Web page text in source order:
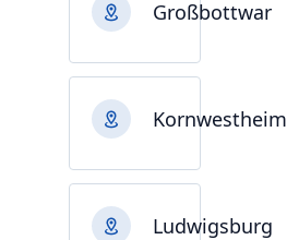
Großbottwar
Kornwestheim
Ludwigsburg